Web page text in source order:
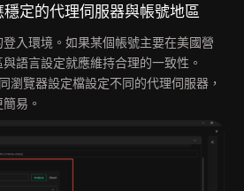
定的代理伺服器與帳號地區
入環境。如果某個帳號主要在美國營
語言設定就應維持合理的一致性。
瀏覽器設定檔設定不同的代理伺服器，
易。